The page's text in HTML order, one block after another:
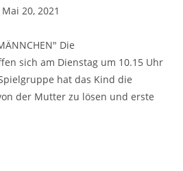
Mai 20, 2021
Die
sich am Dienstag um 10.15 Uhr
hat das Kind die
der Mutter zu lösen und erste